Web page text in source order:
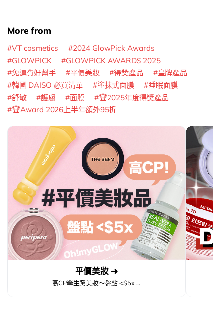
More from
VT cosmetics
2024 GlowPick Awards
GLOWPICK
GLOWPICK AWARDS 2025
免運費好幫手
平價美妝 得奬產品
皇牌產品
韓國 DAISO 必買清單
塗抹式面膜
睡眠面膜
舒敏
護膚 面膜
🏆2025年度得奬產品
🏆Award 2026上半年額外95折
平價美妝 ➜
高CP學生黨美妝～盤點 <$5x ...